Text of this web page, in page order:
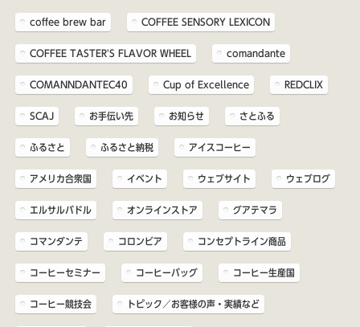
coffee brew bar COFFEE SENSORY LEXICON
COFFEE TASTER'S FLAVOR WHEEL comandante
COMANNDANTEC40 Cup of Excellence REDCLIX
SCAJ お手伝い先 お知らせ さとふる
ふるさと ふるさと納税 アイスコーヒー
アメリカ合衆国 イベント ウェブサイト ウェブログ
エルサルバドル オンラインストア グアテマラ
コマンダンテ コロンビア コンセプトライン商品
コーヒーセミナー コーヒーバッグ コーヒー生産国
コーヒー競技会 トピック／お客様の声・実績など